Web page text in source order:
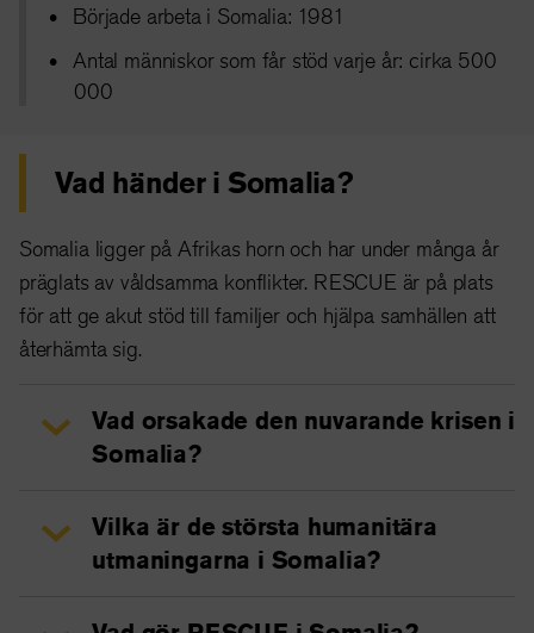
Började arbeta i Somalia: 1981
Antal människor som får stöd varje år: cirka 500
000
Vad händer i Somalia?
Somalia ligger på Afrikas horn och har under många år
präglats av våldsamma konflikter. RESCUE är på plats
för att ge akut stöd till familjer och hjälpa samhällen att
återhämta sig.
Vad orsakade den nuvarande krisen i
Somalia?
Vilka är de största humanitära
utmaningarna i Somalia?